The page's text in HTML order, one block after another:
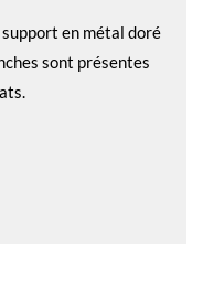
support en métal doré
sont présentes